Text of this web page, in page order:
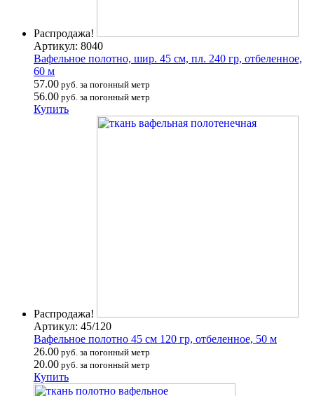
Распродажа!
Артикул: 8040
Вафельное полотно, шир. 45 см, пл. 240 гр, отбеленное,
60 м
57.00 руб. за погонный метр
56.00 руб. за погонный метр
Купить
Распродажа!
Артикул: 45/120
Вафельное полотно 45 см 120 гр, отбеленное, 50 м
26.00 руб. за погонный метр
20.00 руб. за погонный метр
Купить